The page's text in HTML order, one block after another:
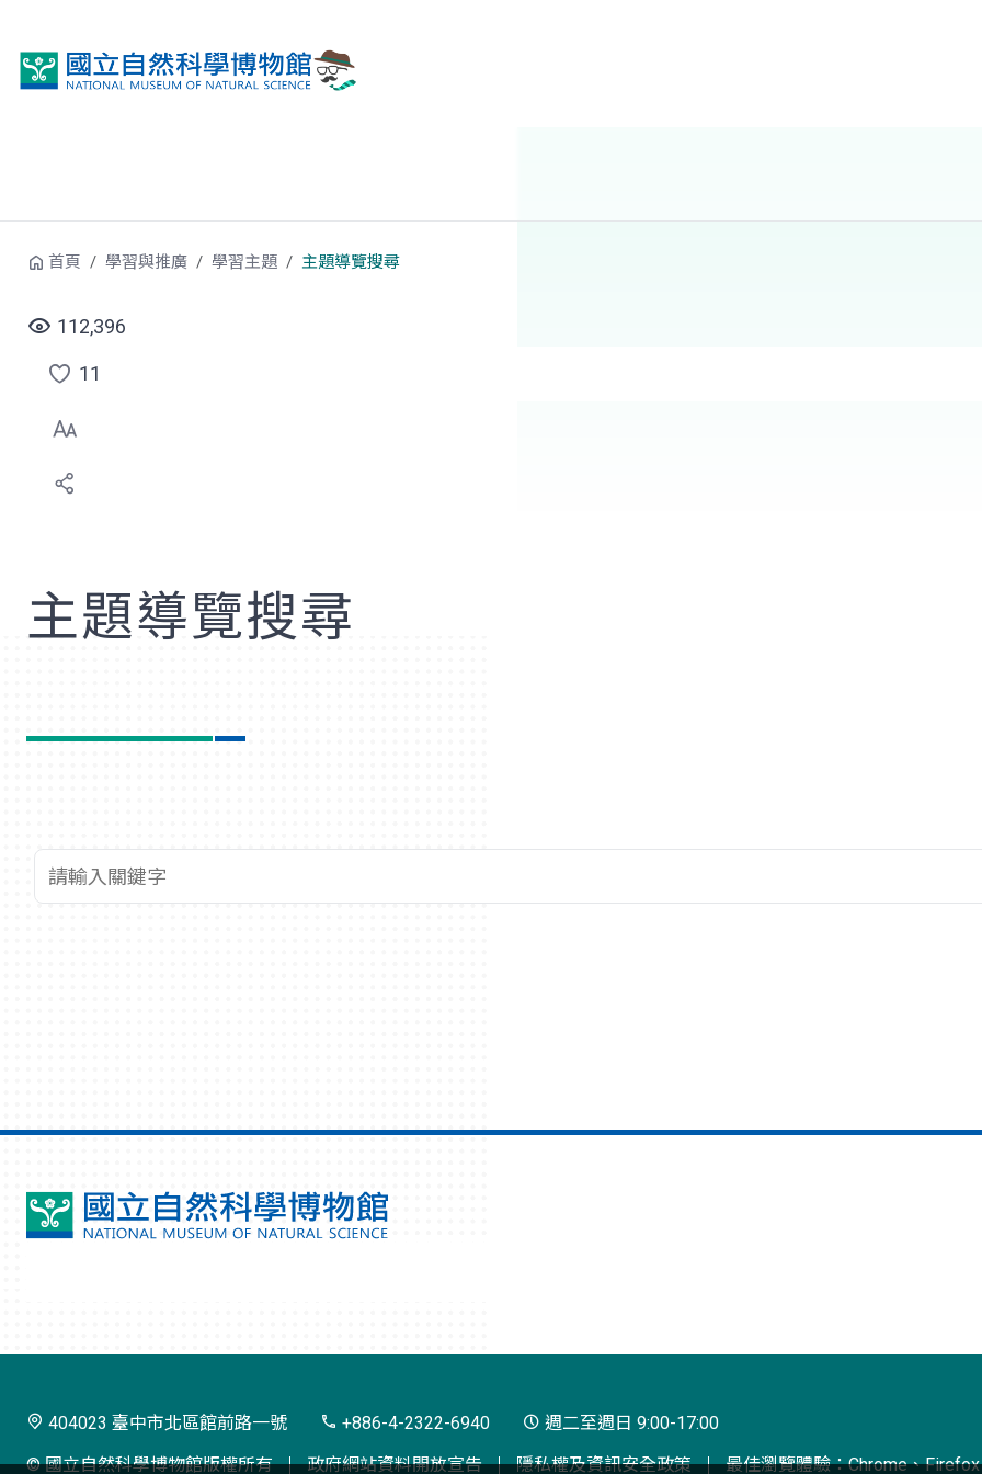
首頁 學習與推廣 學習主題 主題導覽搜尋
112,396
點
選
喜
11
主題導覽搜尋
查詢關鍵字
國
404023 臺中市北區館前路一號 +886-4-2322-6940
週二至週日 9:00-17:00
© 國立自然科學博物館版權所有
政府網站資料開放宣告 隱私權及資訊安全政策 最佳瀏覽體驗：Chrome、